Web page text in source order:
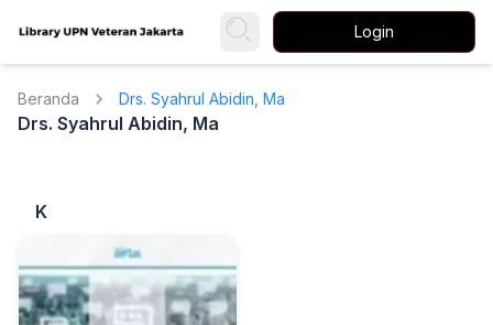
Login
Beranda Drs. Syahrul Abidin, Ma
Drs. Syahrul Abidin, Ma
K